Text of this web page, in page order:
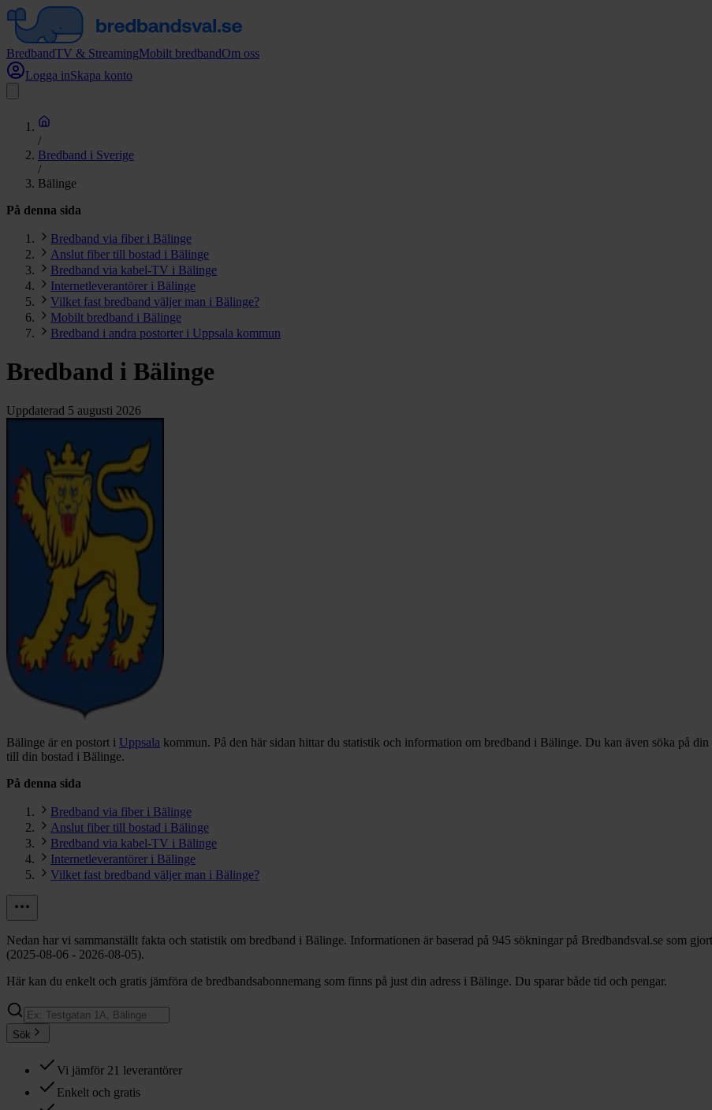
BredbandTV & StreamingMobilt bredbandOm oss
Logga inSkapa konto
/
Bredband i Sverige
/
Bälinge
På denna sida
Bredband via fiber i Bälinge
Anslut fiber till bostad i Bälinge
Bredband via kabel-TV i Bälinge
Internetleverantörer i Bälinge
Vilket fast bredband väljer man i Bälinge?
Mobilt bredband i Bälinge
Bredband i andra postorter i Uppsala kommun
Bredband i Bälinge
Uppdaterad 5 augusti 2026
Bälinge är en postort i Uppsala kommun. På den här sidan hittar du statistik och information om bredband i Bälinge. Du kan även söka på
till din bostad i Bälinge.
På denna sida
Bredband via fiber i Bälinge
Anslut fiber till bostad i Bälinge
Bredband via kabel-TV i Bälinge
Internetleverantörer i Bälinge
Vilket fast bredband väljer man i Bälinge?
Nedan har vi sammanställt fakta och statistik om bredband i Bälinge. Informationen är baserad på 945 sökningar på Bredbandsval.se som
(2025-08-06 - 2026-08-05).
Här kan du enkelt och gratis jämföra de bredbandsabonnemang som finns på just din adress i Bälinge. Du sparar både tid och pengar.
Sök
Vi jämför 21 leverantörer
Enkelt och gratis